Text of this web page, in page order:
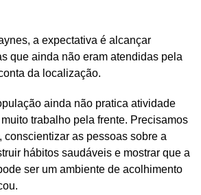
a expectativa é alcançar
que ainda não eram atendidas pela
da localização.
ainda não pratica atividade
trabalho pela frente. Precisamos
conscientizar as pessoas sobre a
hábitos saudáveis e mostrar que a
ser um ambiente de acolhimento